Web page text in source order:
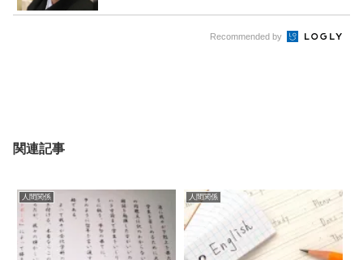
Recommended by
関連記事
人間関係 人間関係